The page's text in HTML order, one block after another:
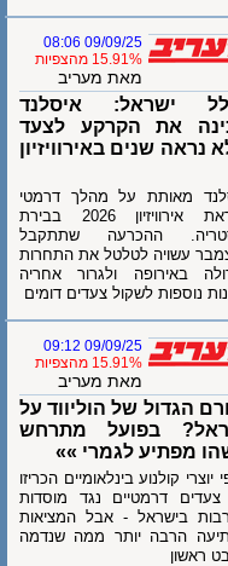
09/09/25 08:06
15.91% מהצפיות
מאת מעריב
ישראל: איסלנד
את הקרקע לצעד
שנים באירוויזיון
מאותת על מהלך דרמטי
לקראת אירוויזיון 2026 בבירת
ההכרעה שתתקבל
עשויה לטלטל את התחרות
באירופה ולגרור אחריה
נוספות לשקול צעדים דומים
09/09/25 09:12
15.91% מהצפיות
מאת מעריב
הגדול של הוליווד על
בפועל מתרחש
מפתיע לגמרי »»
קולנוע בינלאומיים הכריזו
דרמטיים נגד מוסדות
בישראל - אבל המציאות
הרבה יותר ממה שנדמה